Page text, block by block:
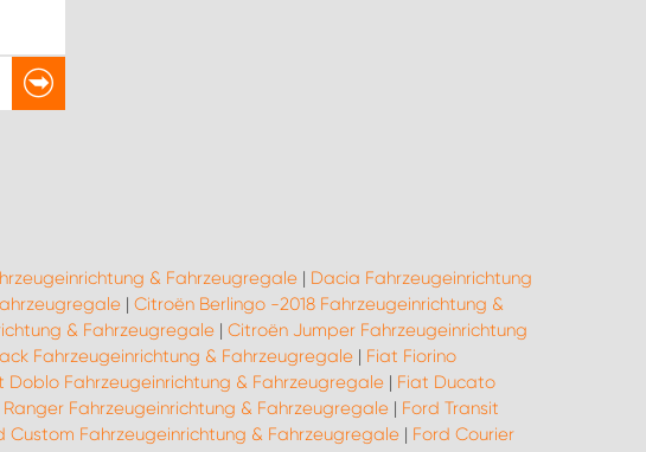
& Fahrzeugregale | Dacia Fahrzeugeinrichtung
| Citroën Berlingo -2018 Fahrzeugeinrichtung &
& Fahrzeugregale| Citroën Jumper Fahrzeugeinrichtung
Fahrzeugeinrichtung & Fahrzeugregale| Fiat Fiorino
Doblo Fahrzeugeinrichtung & Fahrzeugregale | Fiat Ducato
Ranger Fahrzeugeinrichtung & Fahrzeugregale| Ford Transit
Custom Fahrzeugeinrichtung & Fahrzeugregale | Ford Courier